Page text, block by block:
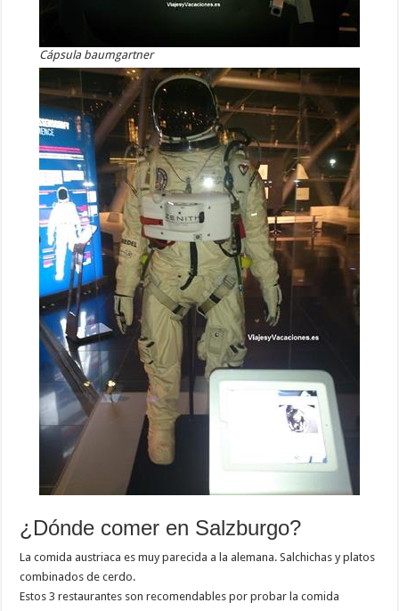
Cápsula baumgartner
¿Dónde comer en Salzburgo?
La comida austriaca es muy parecida a la alemana. Salchichas y platos
combinados de cerdo.
Estos 3 restaurantes son recomendables por probar la comida